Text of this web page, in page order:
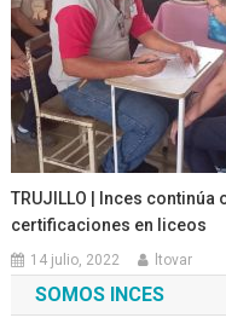
TRUJILLO | Inces
certificaciones en liceos
14 julio, 2022 ltovar
SOMOS INCES